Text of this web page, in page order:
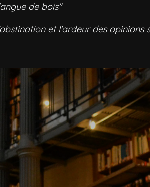
de bois"
et l'ardeur des opinions